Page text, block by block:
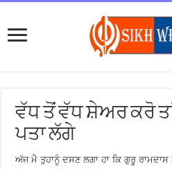
ਵੱਧ ਤੋਂ ਵੱਧ ਸ਼ੇਅਰ ਕਰੋ
ਪਤਾ ਲੱਗੇ
ਅੱਜ ਮੈ ਤੁਹਾਨੂੰ ਦਸਣ ਲਗਾ ਹਾ ਕਿ ਗੁਰੂ ਰਾਮਦਾਸ